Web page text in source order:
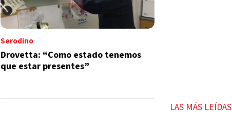
Serodino
Drovetta: “Como estado tenemos
que estar presentes”
LAS MÁS LEÍDAS